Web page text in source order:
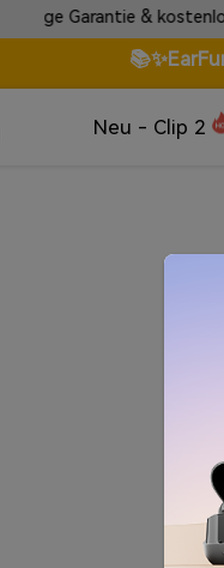
Garantie & kostenlose
Neu - Clip 2